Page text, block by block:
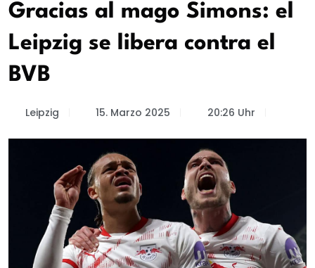
Gracias al mago Simons: el
Leipzig se libera contra el
BVB
Leipzig 15. Marzo 2025 20:26 Uhr